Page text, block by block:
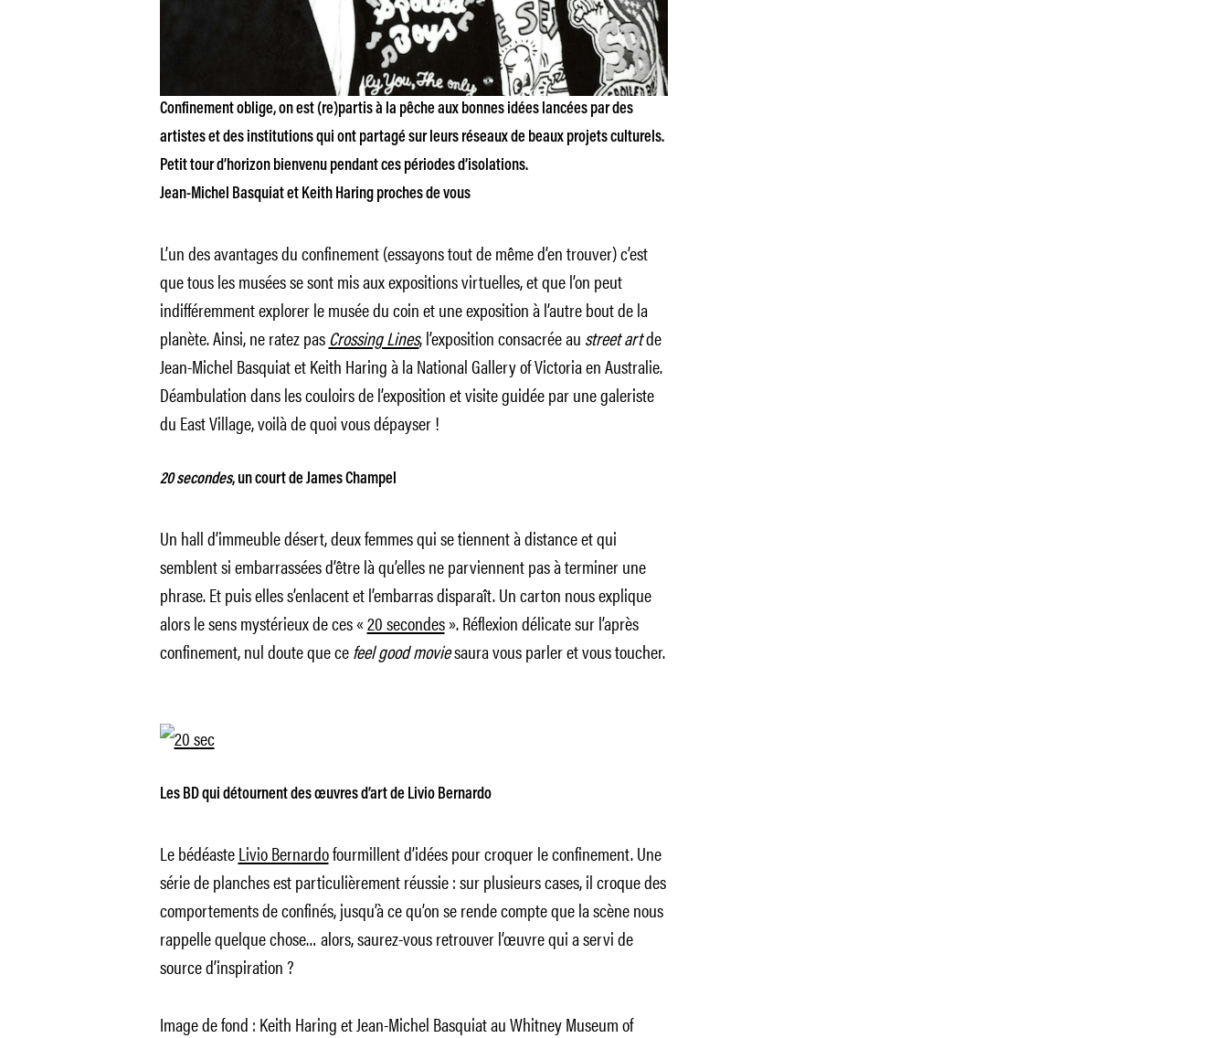
Confinement oblige, on est (re)partis à la pêche aux bonnes idées lancées par des
artistes et des institutions qui ont partagé sur leurs réseaux de beaux projets culturels.
Petit tour d’horizon bienvenu pendant ces périodes d’isolations.
Jean-Michel Basquiat et Keith Haring proches de vous
L’un des avantages du confinement (essayons tout de même d’en trouver) c’est
que tous les musées se sont mis aux expositions virtuelles, et que l’on peut
indifféremment explorer le musée du coin et une exposition à l’autre bout de la
planète. Ainsi, ne ratez pas Crossing Lines, l’exposition consacrée au street artde
Jean-Michel Basquiat et Keith Haring à la National Gallery of Victoria en Australie.
Déambulation dans les couloirs de l’exposition et visite guidée par une galeriste
du East Village, voilà de quoi vous dépayser !
20 secondes, un court de James Champel
Un hall d’immeuble désert, deux femmes qui se tiennent à distance et qui
semblent si embarrassées d’être là qu’elles ne parviennent pas à terminer une
phrase. Et puis elles s’enlacent et l’embarras disparaît. Un carton nous explique
alors le sens mystérieux de ces «20 secondes». Réflexion délicate sur l’après
confinement, nul doute que cefeel good moviesaura vous parler et vous toucher.
Les BD qui détournent des œuvres d’art de Livio Bernardo
Le bédéasteLivio Bernardofourmillent d’idées pour croquer le confinement. Une
série de planches est particulièrement réussie : sur plusieurs cases, il croque des
comportements de confinés, jusqu’à ce qu’on se rende compte que la scène nous
rappelle quelque chose… alors, saurez-vous retrouver l’œuvre qui a servi de
source d’inspiration ?
Image de fond : Keith Haring et Jean-Michel Basquiat au Whitney Museum of